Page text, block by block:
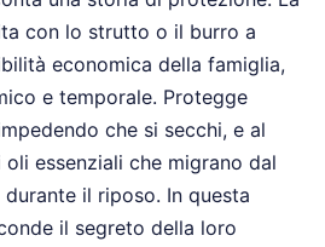
con lo strutto o il burro a
economica della famiglia,
e temporale. Protegge
che si secchi, e al
essenziali che migrano dal
durante il riposo. In questa
il segreto della loro